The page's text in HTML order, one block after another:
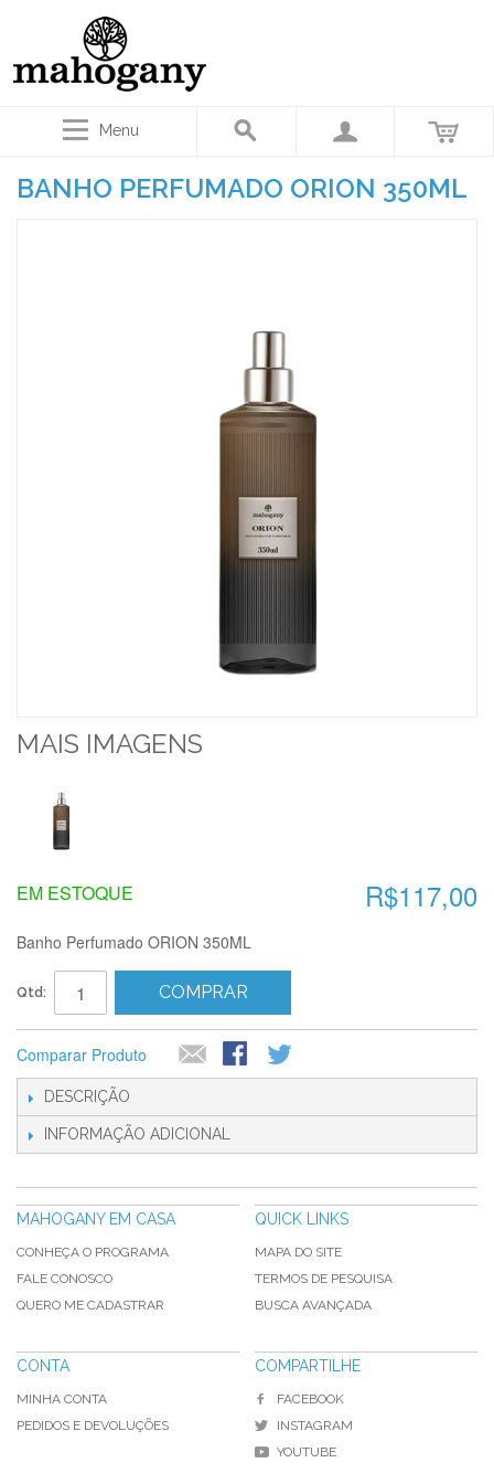
Menu
BANHO PERFUMADO ORION 350ML
MAIS IMAGENS
R$117,00
EM ESTOQUE
Banho Perfumado ORION 350ML
Qtd: COMPRAR
Comparar Produto
DESCRIÇÃO
INFORMAÇÃO ADICIONAL
MAHOGANY EM CASA
CONHEÇA O PROGRAMA
FALE CONOSCO
QUERO ME CADASTRAR
QUICK LINKS
MAPA DO SITE
TERMOS DE PESQUISA
BUSCA AVANÇADA
CONTA
MINHA CONTA
PEDIDOS E DEVOLUÇÕES
COMPARTILHE
FACEBOOK
INSTAGRAM
YOUTUBE